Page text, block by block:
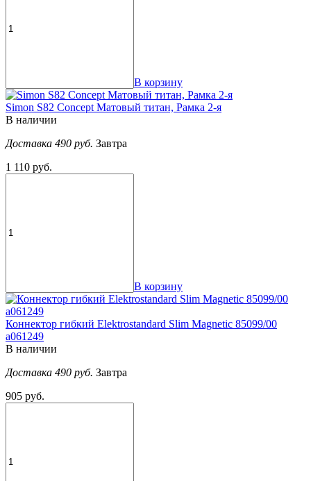
В корзину
Simon S82 Concept Матовый титан, Рамка 2-я
В наличии
Доставка 490 руб. Завтра
1 110 руб.
В корзину
Коннектор гибкий Elektrostandard Slim Magnetic 85099/00
a061249
В наличии
Доставка 490 руб. Завтра
905 руб.